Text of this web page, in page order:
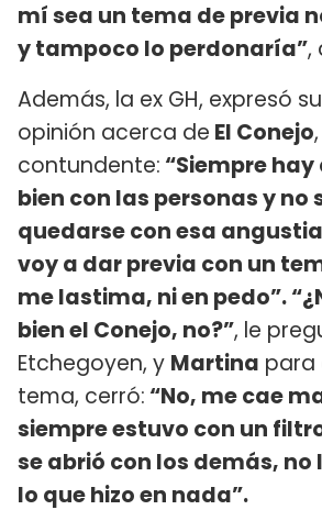
mí sea un tema de previa
y tampoco lo perdonaría”,
Además, la ex GH, expresó
opinión acerca de El Conejo
contundente: “Siempre
bien con las personas y no
quedarse con esa
voy a dar previa con un
me lastima, ni en pedo”.
bien el Conejo, no?”, le
Etchegoyen, y Martina para
tema, cerró: “No, me cae
siempre estuvo con un
se abrió con los demás, no
lo que hizo en nada”.